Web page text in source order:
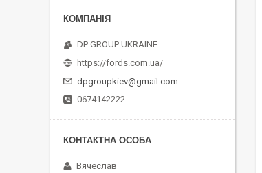
DP GROUP UKRAINE
https://fords.com.ua/
dpgroupkiev@gmail.com
0674142222
Вячеслав